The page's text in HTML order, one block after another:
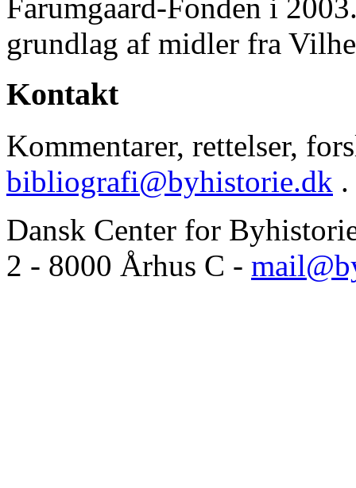
Farumgaard-Fonden i
grundlag af midler fra
Kontakt
Kommentarer, rettelser,
bibliografi@byhistorie.dk .
Dansk Center for
2 - 8000 Århus C -